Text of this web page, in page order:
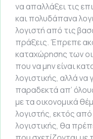
να απαλλάξει τις
και πολυδάπανα
λογιστή από τις
πράξεις. Έπρεπε
καταχώρησης των
που να μην είναι
λογιστικής, αλλά να
παραδεκτά απ’
με τα οικονομικά
λογιστής, εκτός
λογιστικής, θα